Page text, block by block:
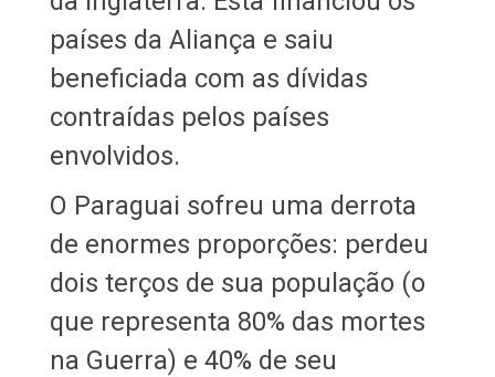
países da Aliança e saiu
beneficiada com as dívidas
contraídas pelos países
envolvidos.
O Paraguai sofreu uma derrota
de enormes proporções: perdeu
dois terços de sua população (o
que representa 80% das mortes
na Guerra) e 40% de seu